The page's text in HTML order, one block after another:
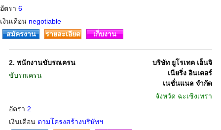
อัตรา 6
เงินเดือน negotiable
สมัครงาน
รายละเอียด เก็บงาน
2. พนักงานขับรถเครน
ขับรถเครน
อัตรา 2
เงินเดือน ตามโครงสร้างบริษัทฯ
บริษัท ยูโรเทค เอ็นจิ
เนียริ่ง อินเตอร์
เนชั่นแนล จำกัด
จังหวัด ฉะเชิงเทรา